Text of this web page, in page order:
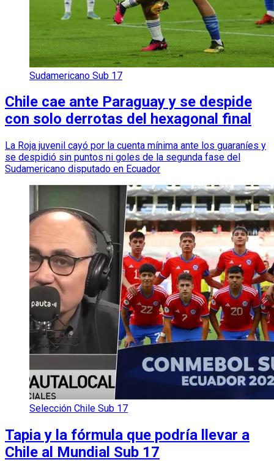
Sudamericano Sub 17
Chile cae ante Paraguay y se despide
con solo derrotas del hexagonal final
La Roja juvenil cayó por la cuenta mínima ante los guaraníes y
se despidió sin puntos ni goles de la segunda fase del
Sudamericano disputado en Ecuador
Selección Chile Sub 17
Tapia y la fórmula que podría llevar a
Chile al Mundial Sub 17